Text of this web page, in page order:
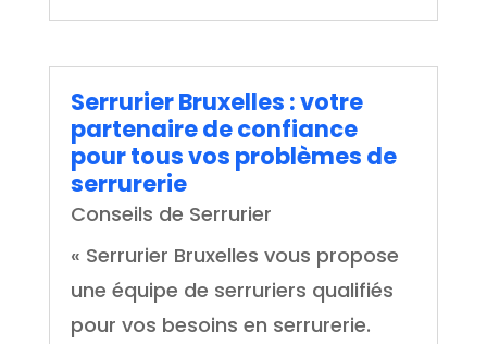
Serrurier Bruxelles : votre
partenaire de confiance
pour tous vos problèmes de
serrurerie
Conseils de Serrurier
« Serrurier Bruxelles vous propose
une équipe de serruriers qualifiés
pour vos besoins en serrurerie.